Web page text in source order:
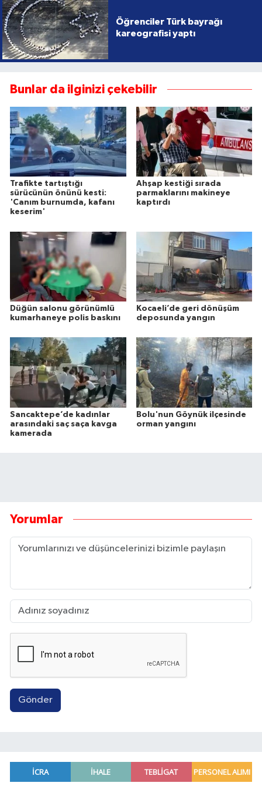
Öğrenciler Türk bayrağı
kareografisi yaptı
Bunlar da ilginizi çekebilir
Trafikte tartıştığı
sürücünün önünü kesti:
'Canım burnumda, kafanı
keserim'
Ahşap kestiği sırada
parmaklarını makineye
kaptırdı
Düğün salonu görünümlü
kumarhaneye polis baskını
Kocaeli’de geri dönüşüm
deposunda yangın
Sancaktepe’de kadınlar
arasındaki saç saça kavga
kamerada
Bolu'nun Göynük ilçesinde
orman yangını
Yorumlar
Gönder